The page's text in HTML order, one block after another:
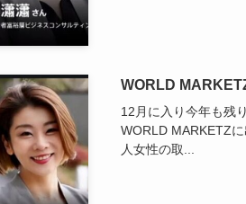
WORLD
12月に入り今年も残
WORLD MARKETZ
人女性の取...